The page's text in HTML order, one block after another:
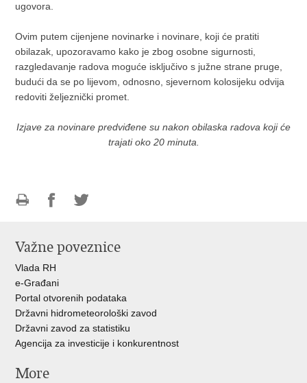
ugovora.
Ovim putem cijenjene novinarke i novinare, koji će pratiti
obilazak, upozoravamo kako je zbog osobne sigurnosti,
razgledavanje radova moguće isključivo s južne strane pruge,
budući da se po lijevom, odnosno, sjevernom kolosijeku odvija
redoviti željeznički promet.
Izjave za novinare predviđene su nakon obilaska radova koji će
trajati oko 20 minuta.
Facebooku
Twitteru
Važne poveznice
Vlada RH
e-Građani
Portal otvorenih podataka
Državni hidrometeorološki zavod
Državni zavod za statistiku
Agencija za investicije i konkurentnost
More